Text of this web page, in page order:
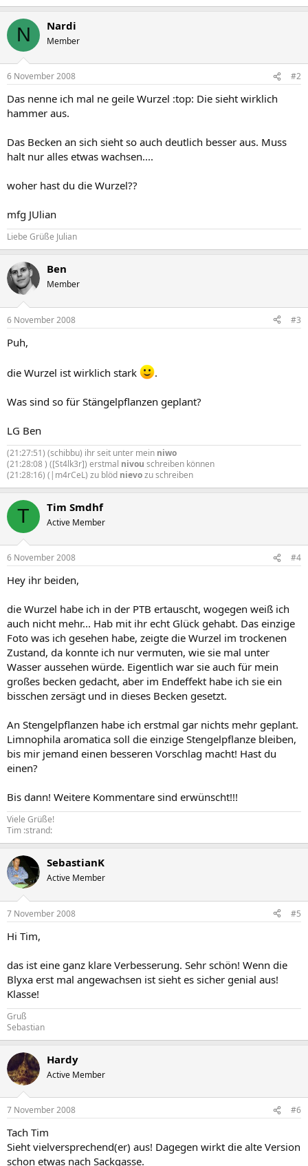
N Nardi
Member
6 November 2008 #2
Das nenne ich mal ne geile Wurzel :top: Die sieht wirklich
hammer aus.
Das Becken an sich sieht so auch deutlich besser aus. Muss
halt nur alles etwas wachsen....
woher hast du die Wurzel??
mfg JUlian
Liebe Grüße Julian
Ben
Member
6 November 2008 #3
Puh,
die Wurzel ist wirklich stark .
Was sind so für Stängelpflanzen geplant?
LG Ben
(21:27:51) (schibbu) ihr seit unter mein niwo
(21:28:08 ) ([St4lk3r]) erstmal nivou schreiben können
(21:28:16) (|m4rCeL) zu blöd nievozu schreiben
T Tim Smdhf
Active Member
6 November 2008 #4
Hey ihr beiden,
die Wurzel habe ich in der PTB ertauscht, wogegen weiß ich
auch nicht mehr... Hab mit ihr echt Glück gehabt. Das einzige
Foto was ich gesehen habe, zeigte die Wurzel im trockenen
Zustand, da konnte ich nur vermuten, wie sie mal unter
Wasser aussehen würde. Eigentlich war sie auch für mein
großes becken gedacht, aber im Endeffekt habe ich sie ein
bisschen zersägt und in dieses Becken gesetzt.
An Stengelpflanzen habe ich erstmal gar nichts mehr geplant.
Limnophila aromatica soll die einzige Stengelpflanze bleiben,
bis mir jemand einen besseren Vorschlag macht! Hast du
einen?
Bis dann! Weitere Kommentare sind erwünscht!!!
Viele Grüße!
Tim :strand:
SebastianK
Active Member
7 November 2008 #5
Hi Tim,
das ist eine ganz klare Verbesserung. Sehr schön! Wenn die
Blyxa erst mal angewachsen ist sieht es sicher genial aus!
Klasse!
Gruß
Sebastian
Hardy
Active Member
7 November 2008 #6
Tach Tim
Sieht vielversprechend(er) aus! Dagegen wirkt die alte Version
schon etwas nach Sackgasse.